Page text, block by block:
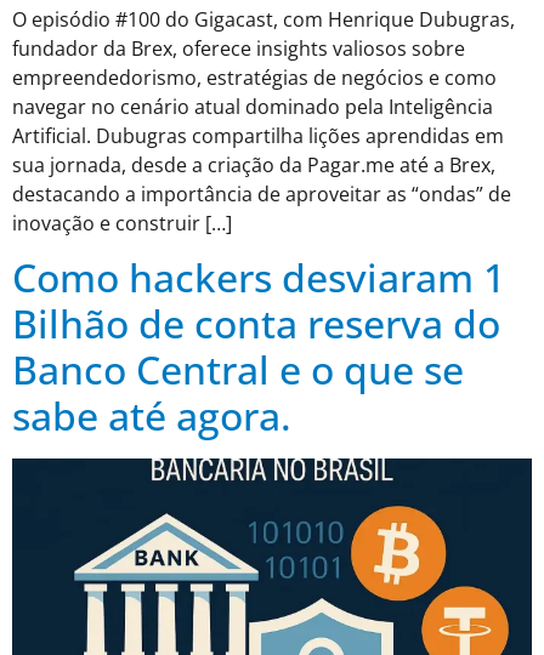
O episódio #100 do Gigacast, com Henrique Dubugras,
fundador da Brex, oferece insights valiosos sobre
empreendedorismo, estratégias de negócios e como
navegar no cenário atual dominado pela Inteligência
Artificial. Dubugras compartilha lições aprendidas em
sua jornada, desde a criação da Pagar.me até a Brex,
destacando a importância de aproveitar as “ondas” de
inovação e construir […]
Como hackers desviaram 1
Bilhão de conta reserva do
Banco Central e o que se
sabe até agora.